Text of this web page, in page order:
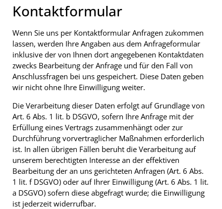
Kontaktformular
Wenn Sie uns per Kontaktformular Anfragen zukommen
lassen, werden Ihre Angaben aus dem Anfrageformular
inklusive der von Ihnen dort angegebenen Kontaktdaten
zwecks Bearbeitung der Anfrage und für den Fall von
Anschlussfragen bei uns gespeichert. Diese Daten geben
wir nicht ohne Ihre Einwilligung weiter.
Die Verarbeitung dieser Daten erfolgt auf Grundlage von
Art. 6 Abs. 1 lit. b DSGVO, sofern Ihre Anfrage mit der
Erfüllung eines Vertrags zusammenhängt oder zur
Durchführung vorvertraglicher Maßnahmen erforderlich
ist. In allen übrigen Fällen beruht die Verarbeitung auf
unserem berechtigten Interesse an der effektiven
Bearbeitung der an uns gerichteten Anfragen (Art. 6 Abs.
1 lit. f DSGVO) oder auf Ihrer Einwilligung (Art. 6 Abs. 1 lit.
a DSGVO) sofern diese abgefragt wurde; die Einwilligung
ist jederzeit widerrufbar.